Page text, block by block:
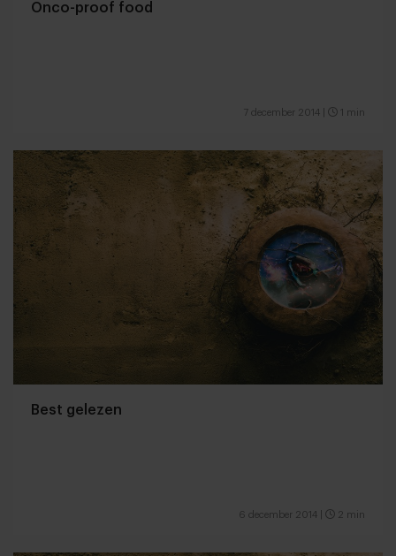
Onco-proof food
7 december 2014 1 min
Best gelezen
6 december 2014 2 min